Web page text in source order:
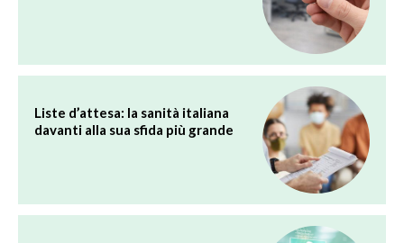
Liste d’attesa: la sanità italiana
davanti alla sua sfida più grande